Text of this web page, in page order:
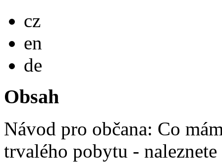
cz
en
de
Obsah
Návod pro občana: Co
trvalého pobytu - naleznete